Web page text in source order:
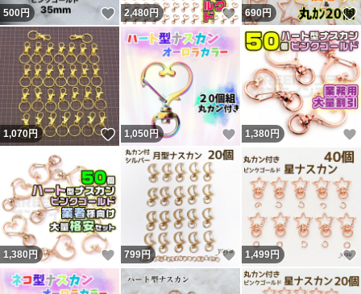
500円 いいね！
2,480円 いいね！
690円
1,070円 いいね！
1,050 円 いいね！
1,380 円
1,380 円 いいね！
799円 いいね！
1,499円